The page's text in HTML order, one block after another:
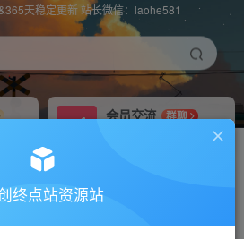
天稳定更新 站长微信：laohe581
会员交流
群聊
终点站资源站